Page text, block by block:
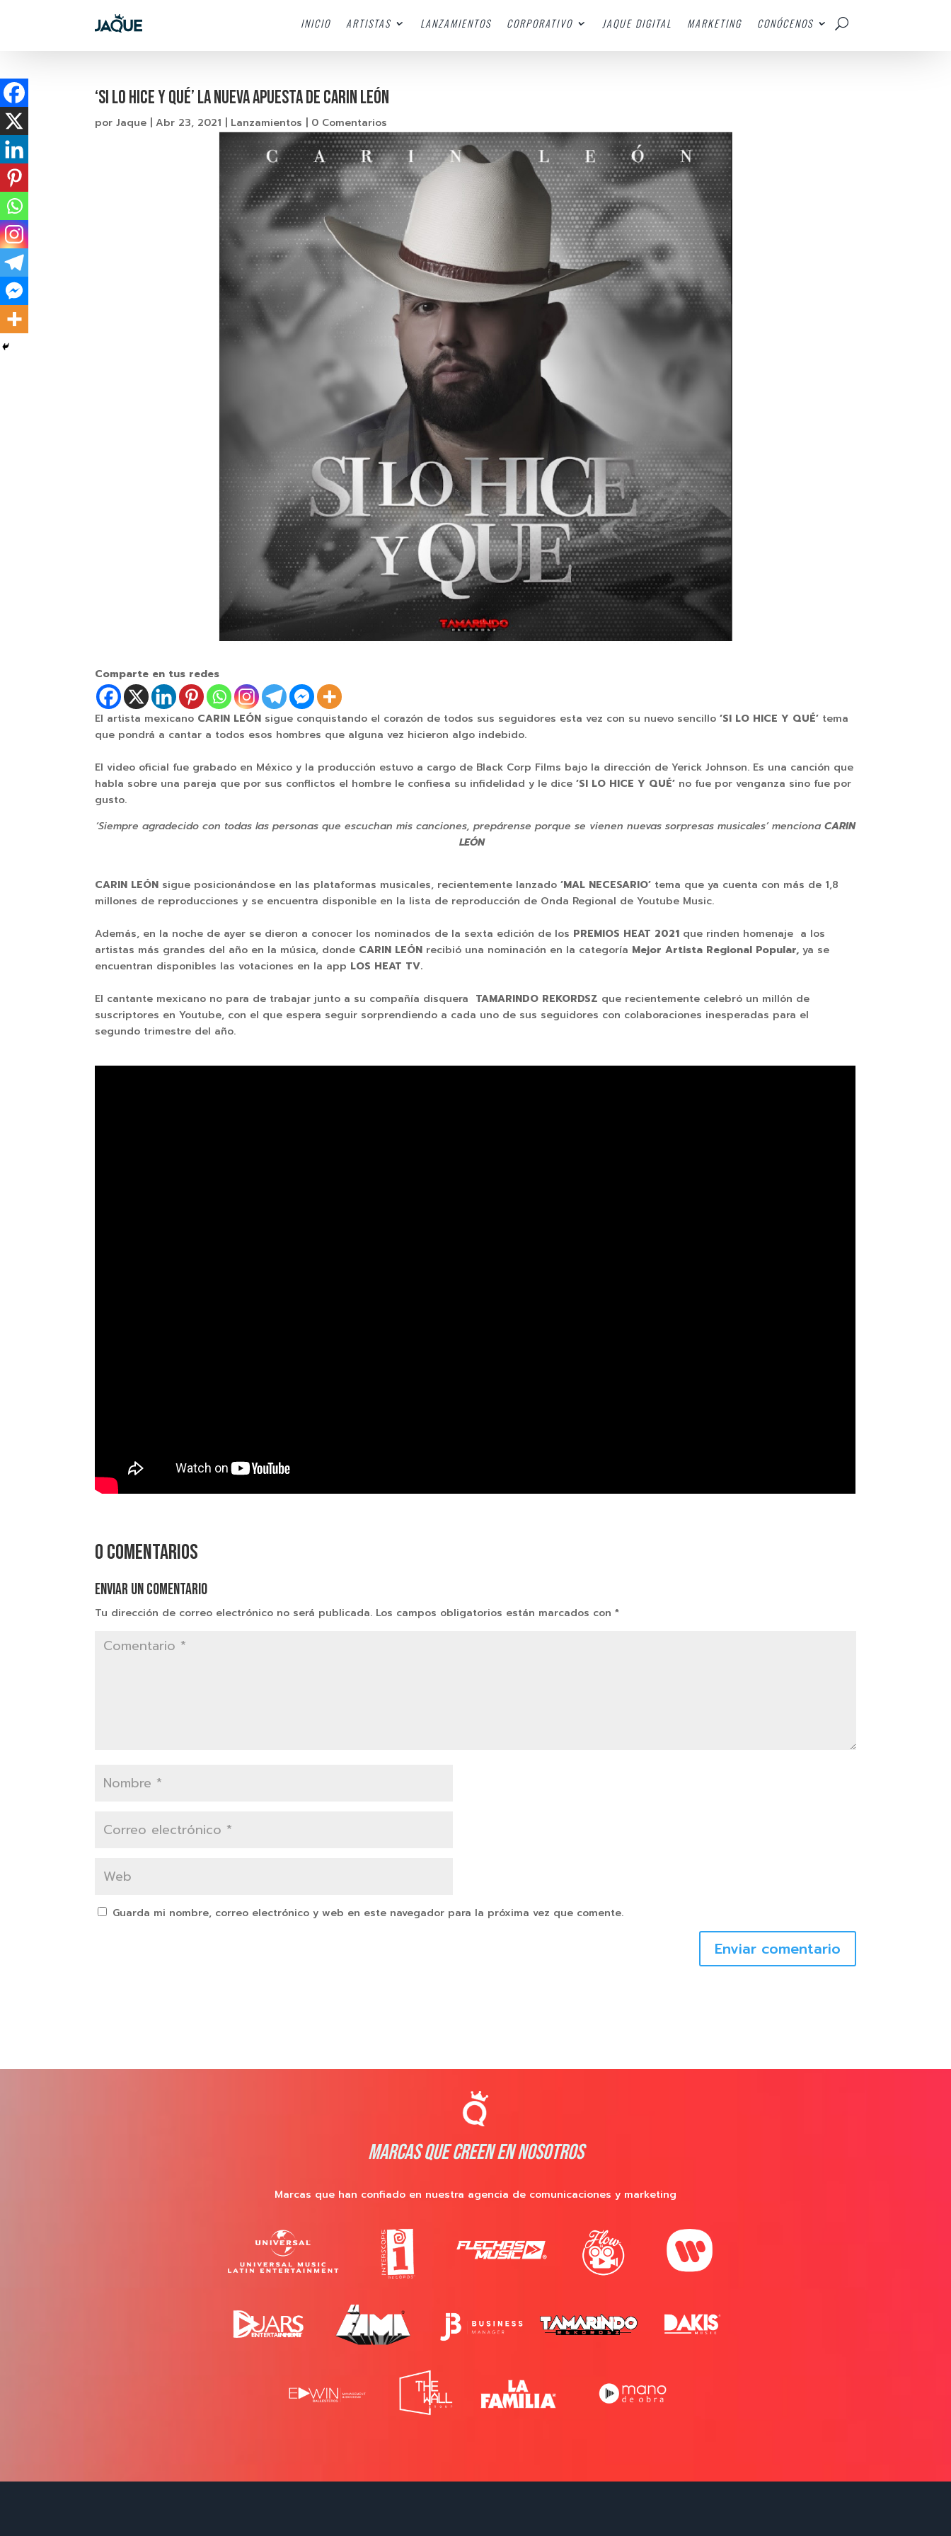
INICIO ARTISTAS LANZAMIENTOS CORPORATIVO JAQUE DIGITAL MARKETING CONÓCENOS
‘SI LO HICE Y QUÉ’ LA NUEVA APUESTA DE CARIN LEÓN
porJaque |Abr 23, 2021 | Lanzamientos | 0 Comentarios
Comparte en tus redes
El artista mexicano CARIN LEÓN sigue conquistando el corazón de todos sus seguidores esta vez con su nuevo sencillo‘SI LO HICE Y QUÉ’ tema
que pondrá a cantar a todos esos hombres que alguna vez hicieron algo indebido.
El video oficial fue grabado en México y la producción estuvo a cargo de Black Corp Films bajo la dirección de Yerick Johnson. Es una canción que
habla sobre una pareja que por sus conflictos el hombre le confiesa su infidelidad y le dice‘SI LO HICE Y QUÉ’ no fue por venganza sino fue por
gusto.
‘Siempre agradecido con todas las personas que escuchan mis canciones, prepárense porque se vienen nuevas sorpresas musicales’ menciona CARIN
LEÓN
CARIN LEÓN sigue posicionándose en las plataformas musicales, recientemente lanzado‘MAL NECESARIO’ tema que ya cuenta con más de 1,8
millones de reproducciones y se encuentra disponible en la lista de reproducción de Onda Regional de Youtube Music.
Además, en la noche de ayer se dieron a conocer los nominados de la sexta edición de los PREMIOS HEAT 2021 que rinden homenaje a los
artistas más grandes del año en la música, donde CARIN LEÓN recibió una nominación en la categoría Mejor Artista Regional Popular, ya se
encuentran disponibles las votaciones en la app LOS HEAT TV.
El cantante mexicano no para de trabajar junto a su compañía disquera TAMARINDO REKORDSZ que recientemente celebró un millón de
suscriptores en Youtube, con el que espera seguir sorprendiendo a cada uno de sus seguidores con colaboraciones inesperadas para el
segundo trimestre del año.
0 comentarios
Enviar un comentario
Tu dirección de correo electrónico no será publicada. Los campos obligatorios están marcados con*
Guarda mi nombre, correo electrónico y web en este navegador para la próxima vez que comente.
Enviar comentario
MARCAS QUE CREEN EN NOSOTROS
Marcas que han confiado en nuestra agencia de comunicaciones y marketing